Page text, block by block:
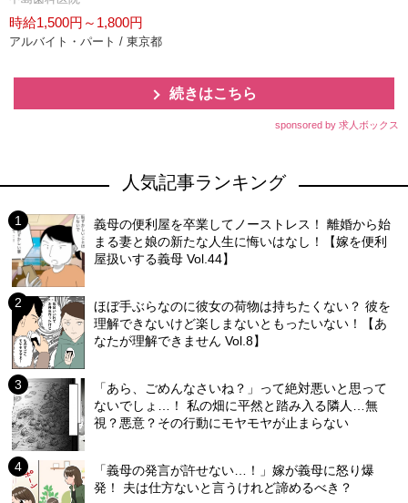
時給1,500円～1,800円
アルバイト・パート / 東京都
続きはこちら
sponsored by 求人ボックス
人気記事ランキング
義母の便利屋を卒業してノーストレス！ 離婚から始
まる妻と娘の新たな人生に悔いはなし！【嫁を便利
屋扱いする義母 Vol.44】
ほぼ手ぶらなのに彼女の荷物は持ちたくない？ 彼を
理解できないけど楽しまないともったいない！【あ
なたが理解できません Vol.8】
「あら、ごめんなさいね？」って絶対悪いと思って
ないでしょ…！ 私の畑に平然と踏み入る隣人…無
視？悪意？その行動にモヤモヤが止まらない
「義母の発言が許せない…！」嫁が義母に怒り爆
発！ 夫は仕方ないと言うけれど諦めるべき？